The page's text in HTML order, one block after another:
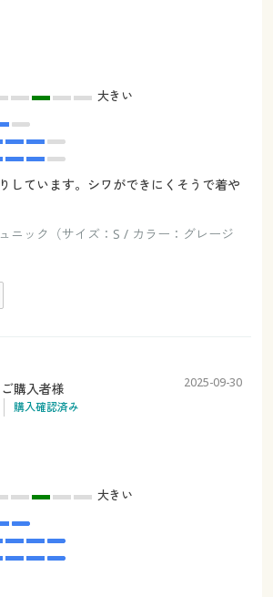
大きい
しています。シワができにくそうで着や
ニック（サイズ：S / カラー：グレージ
ご購入者様
購入確認済み
2025-09-30
大きい